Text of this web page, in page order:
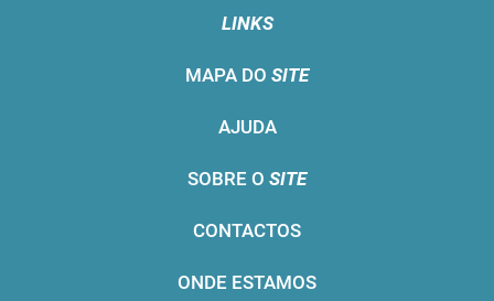
LINKS
MAPA DO SITE
AJUDA
SOBRE O SITE
CONTACTOS
ONDE ESTAMOS